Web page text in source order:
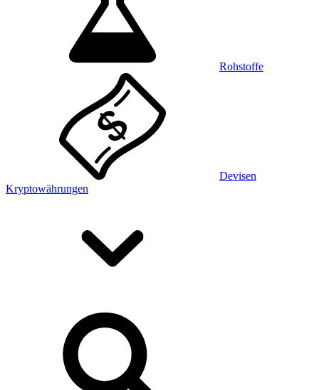
Rohstoffe
Devisen
Kryptowährungen